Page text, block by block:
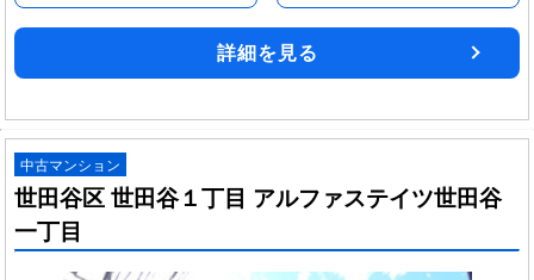
詳細を見る
中古マンション
世田谷区 世田谷１丁目 アルファステイツ世田谷
一丁目